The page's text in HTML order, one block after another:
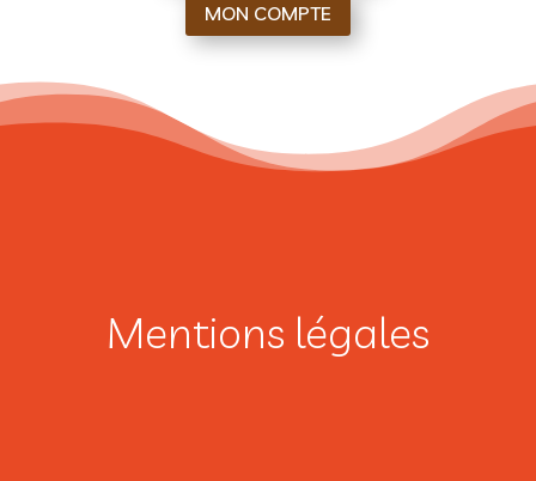
MON COMPTE
Mentions légales